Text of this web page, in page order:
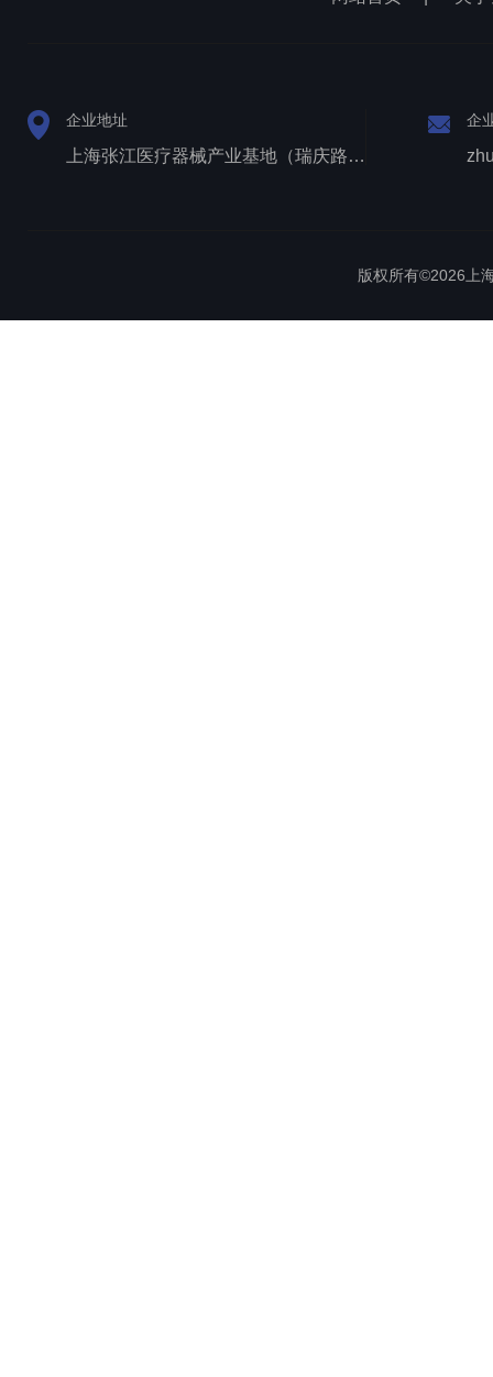
企业地址
上海张江医疗器械产业基地（瑞庆路528号）
企
版权所有©2026